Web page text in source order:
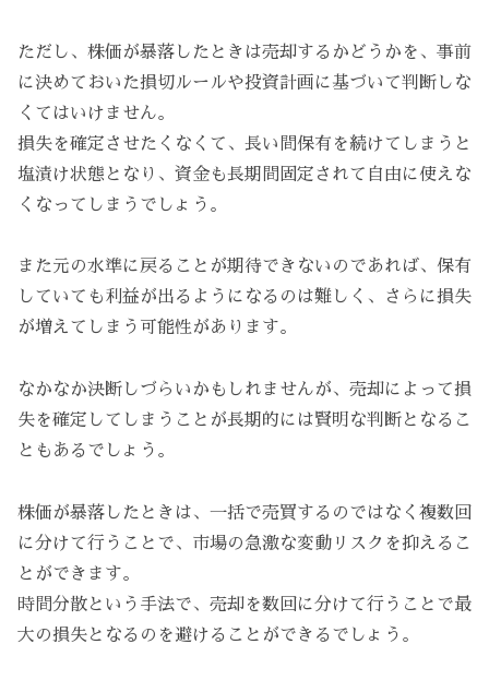
ただし、株価が暴落したときは売却するかどうかを、事前
に決めておいた損切ルールや投資計画に基づいて判断しな
くてはいけません。
損失を確定させたくなくて、長い間保有を続けてしまうと
塩漬け状態となり、資金も長期間固定されて自由に使えな
くなってしまうでしょう。
また元の水準に戻ることが期待できないのであれば、保有
していても利益が出るようになるのは難しく、さらに損失
が増えてしまう可能性があります。
なかなか決断しづらいかもしれませんが、売却によって損
失を確定してしまうことが長期的には賢明な判断となるこ
ともあるでしょう。
株価が暴落したときは、一括で売買するのではなく複数回
に分けて行うことで、市場の急激な変動リスクを抑えるこ
とができます。
時間分散という手法で、売却を数回に分けて行うことで最
大の損失となるのを避けることができるでしょう。